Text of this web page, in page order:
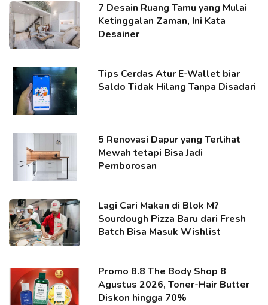
7 Desain Ruang Tamu yang Mulai
Ketinggalan Zaman, Ini Kata
Desainer
Tips Cerdas Atur E-Wallet biar
Saldo Tidak Hilang Tanpa Disadari
5 Renovasi Dapur yang Terlihat
Mewah tetapi Bisa Jadi
Pemborosan
Lagi Cari Makan di Blok M?
Sourdough Pizza Baru dari Fresh
Batch Bisa Masuk Wishlist
Promo 8.8 The Body Shop 8
Agustus 2026, Toner-Hair Butter
Diskon hingga 70%